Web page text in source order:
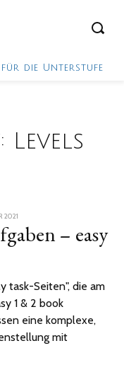
für die Unterstufe
Levels
2021
AUGUST
2021
– easy
task-Seiten", die am
1 & 2 book
eine komplexe,
mit